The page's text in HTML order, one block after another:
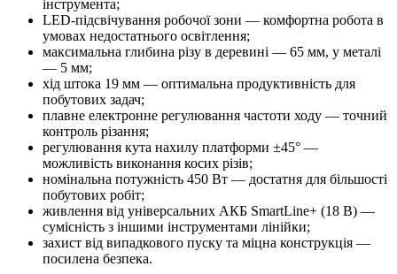
інструмента;
LED‑підсвічування робочої зони — комфортна робота в
умовах недостатнього освітлення;
максимальна глибина різу в деревині — 65 мм, у металі
— 5 мм;
хід штока 19 мм — оптимальна продуктивність для
побутових задач;
плавне електронне регулювання частоти ходу — точний
контроль різання;
регулювання кута нахилу платформи ±45° —
можливість виконання косих різів;
номінальна потужність 450 Вт — достатня для більшості
побутових робіт;
живлення від універсальних АКБ SmartLine+ (18 В) —
сумісність з іншими інструментами лінійки;
захист від випадкового пуску та міцна конструкція —
посилена безпека.